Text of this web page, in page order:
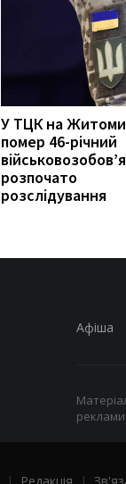
У ТЦК на
помер 46-річний
розпочато
розслідування
Афіша
реклами.